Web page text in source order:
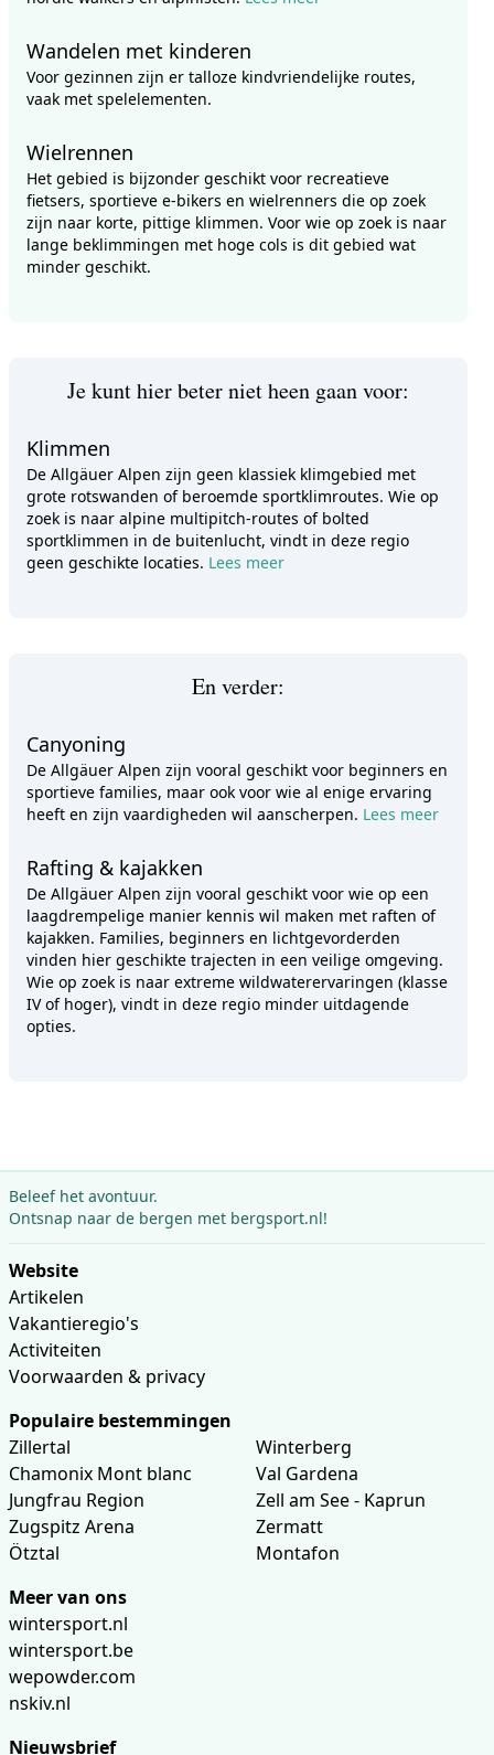
Wandelen met kinderen
Voor gezinnen zijn er talloze kindvriendelijke routes,
vaak met spelelementen.
Wielrennen
Het gebied is bijzonder geschikt voor recreatieve
fietsers, sportieve e-bikers en wielrenners die op zoek
zijn naar korte, pittige klimmen. Voor wie op zoek is naar
lange beklimmingen met hoge cols is dit gebied wat
minder geschikt.
Je kunt hier beter niet heen gaan voor:
Klimmen
De Allgäuer Alpen zijn geen klassiek klimgebied met
grote rotswanden of beroemde sportklimroutes. Wie op
zoek is naar alpine multipitch-routes of bolted
sportklimmen in de buitenlucht, vindt in deze regio
geen geschikte locaties. Lees meer
En verder:
Canyoning
De Allgäuer Alpen zijn vooral geschikt voor beginners en
sportieve families, maar ook voor wie al enige ervaring
heeft en zijn vaardigheden wil aanscherpen. Lees meer
Rafting & kajakken
De Allgäuer Alpen zijn vooral geschikt voor wie op een
laagdrempelige manier kennis wil maken met raften of
kajakken. Families, beginners en lichtgevorderden
vinden hier geschikte trajecten in een veilige omgeving.
Wie op zoek is naar extreme wildwaterervaringen (klasse
IV of hoger), vindt in deze regio minder uitdagende
opties.
Beleef het avontuur.
Ontsnap naar de bergen met bergsport.nl!
Website
Artikelen
Vakantieregio's
Activiteiten
Voorwaarden & privacy
Populaire bestemmingen
Zillertal
Chamonix Mont blanc
Jungfrau Region
Zugspitz Arena
Ötztal
Winterberg
Val Gardena
Zell am See - Kaprun
Zermatt
Montafon
Meer van ons
wintersport.nl
wintersport.be
wepowder.com
nskiv.nl
Nieuwsbrief